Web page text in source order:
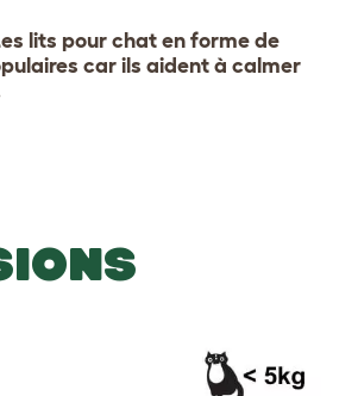
lits pour chat en forme de
car ils aident à calmer